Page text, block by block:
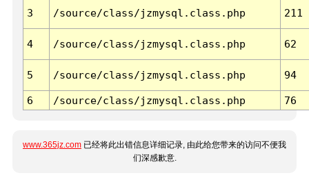
3 /source/class/jzmysql.class.php 211
4 /source/class/jzmysql.class.php 62
5 /source/class/jzmysql.class.php 94
6 /source/class/jzmysql.class.php 76
www.365jz.com 已经将此出错信息详细记录, 由此给您带来的访问不便我
们深感歉意.